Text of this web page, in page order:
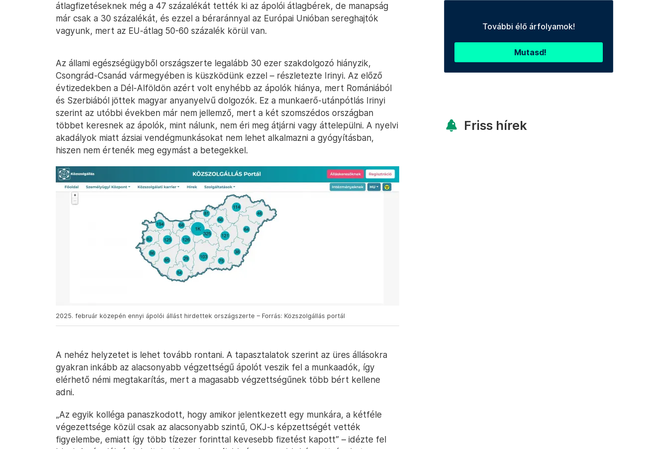
átlagfizetéseknek még a 47 százalékát tették ki az ápolói átlagbérek, de manapság
már csak a 30 százalékát, és ezzel a béraránnyal az Európai Unióban sereghajtók
vagyunk, mert az EU-átlag 50-60 százalék körül van.
Az állami egészségügyből országszerte legalább 30 ezer szakdolgozó hiányzik,
Csongrád-Csanád vármegyében is küszködünk ezzel – részletezte Irinyi. Az előző
évtizedekben a Dél-Alföldön azért volt enyhébb az ápolók hiánya, mert Romániából
és Szerbiából jöttek magyar anyanyelvű dolgozók. Ez a munkaerő-utánpótlás Irinyi
szerint az utóbbi években már nem jellemző, mert a két szomszédos országban
többet keresnek az ápolók, mint nálunk, nem éri meg átjárni vagy áttelepülni. A nyelvi
akadályok miatt ázsiai vendégmunkásokat nem lehet alkalmazni a gyógyításban,
hiszen nem értenék meg egymást a betegekkel.
2025. február közepén ennyi ápolói állást hirdettek országszerte – Forrás: Közszolgállás portál
A nehéz helyzetet is lehet tovább rontani. A tapasztalatok szerint az üres állásokra
gyakran inkább az alacsonyabb végzettségű ápolót veszik fel a munkaadók, így
elérhető némi megtakarítás, mert a magasabb végzettségűnek több bért kellene
adni.
„Az egyik kolléga panaszkodott, hogy amikor jelentkezett egy munkára, a kétféle
végezettsége közül csak az alacsonyabb szintű, OKJ-s képzettségét vették
figyelembe, emiatt így több tízezer forinttal kevesebb fizetést kapott” – idézte fel
További élő árfolyamok!
Mutasd!
Friss hírek